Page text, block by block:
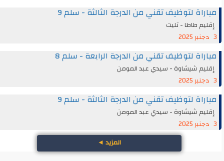
مباراة لتوظيف تقني من الدرجة الثالثة - سلم 9
إقليم طاطا - تليت
مباراة لتوظيف تقني من الدرجة الرابعة - سلم 8
إقليم شيشاوة - سيدي عبد المومن
مباراة لتوظيف تقني من الدرجة الثالثة - سلم 9
إقليم شيشاوة - سيدي عبد المومن
المزيد◄